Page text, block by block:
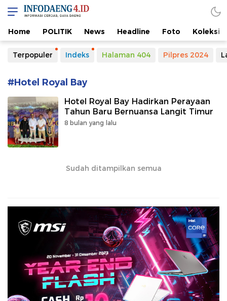
Home POLITIK News Headline Foto Koleksi
Terpopuler Indeks Halaman 404 Pilpres 2024
#Hotel Royal Bay
Hotel Royal Bay Hadirkan Perayaan
Tahun Baru Bernuansa Langit Timur
8 bulan yang lalu
Sudah ditampilkan semua